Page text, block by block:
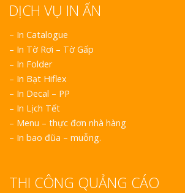
DỊCH VỤ IN ẤN
– In Catalogue
– In Tờ Rơi – Tờ Gấp
– In Folder
– In Bạt Hiflex
– In Decal – PP
– In Lịch Tết
– Menu – thực đơn nhà hàng
– In bao đũa – muỗng.
THI CÔNG QUẢNG CÁO